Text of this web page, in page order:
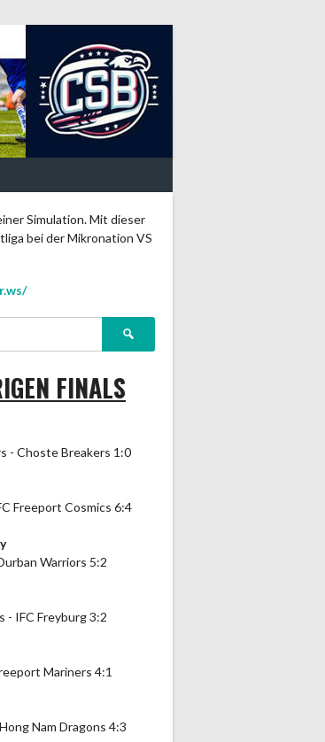
Simulation. Mit dieser
bei der Mikronation VS
Suchen
FINALS
- Choste Breakers 1:0
Freeport Cosmics 6:4
Warriors 5:2
- IFC Freyburg 3:2
Mariners 4:1
Nam Dragons 4:3